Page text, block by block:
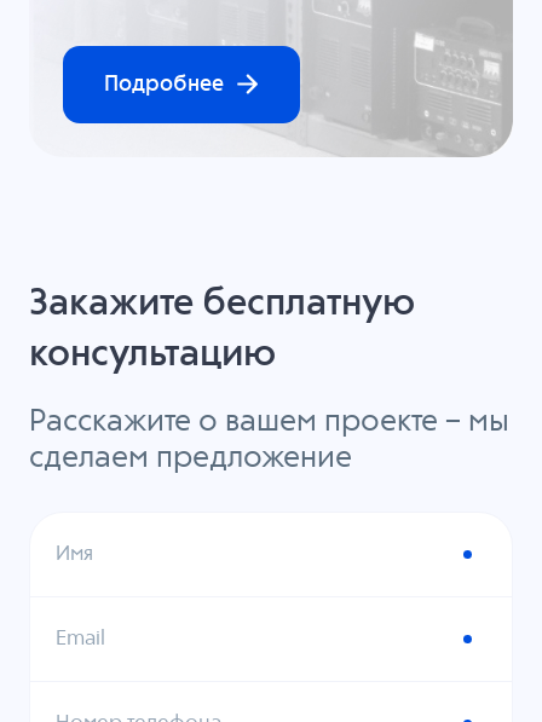
Подробнее
Закажите бесплатную
консультацию
Расскажите о вашем проекте – мы
сделаем предложение
Имя
Email